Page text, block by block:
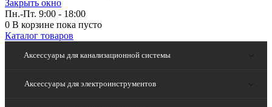
Закрыть окно
Пн.-Пт. 9:00 - 18:00
0 В корзине пока пусто
Каталог товаров
Аксессуары для канализационной системы
Аксессуары для электроинструментов